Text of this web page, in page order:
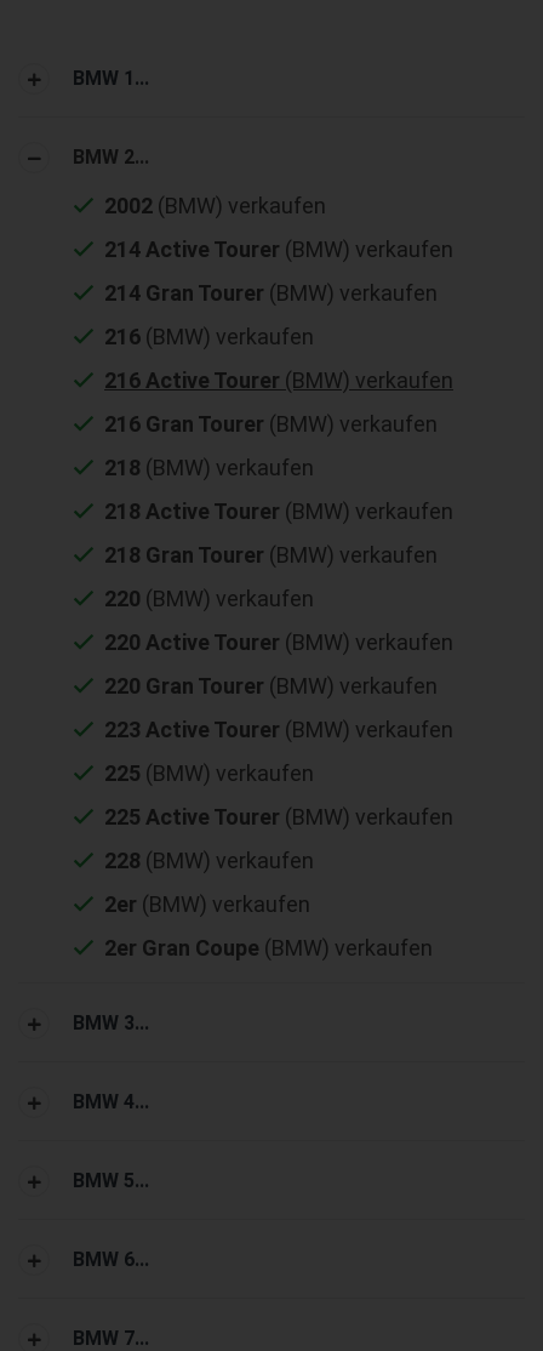
BMW 1...
BMW 2...
2002 (BMW) verkaufen
214 Active Tourer (BMW) verkaufen
214 Gran Tourer (BMW) verkaufen
216 (BMW) verkaufen
216 Active Tourer (BMW) verkaufen
216 Gran Tourer (BMW) verkaufen
218 (BMW) verkaufen
218 Active Tourer (BMW) verkaufen
218 Gran Tourer (BMW) verkaufen
220 (BMW) verkaufen
220 Active Tourer (BMW) verkaufen
220 Gran Tourer (BMW) verkaufen
223 Active Tourer (BMW) verkaufen
225 (BMW) verkaufen
225 Active Tourer (BMW) verkaufen
228 (BMW) verkaufen
2er (BMW) verkaufen
2er Gran Coupe (BMW) verkaufen
BMW 3...
BMW 4...
BMW 5...
BMW 6...
BMW 7...